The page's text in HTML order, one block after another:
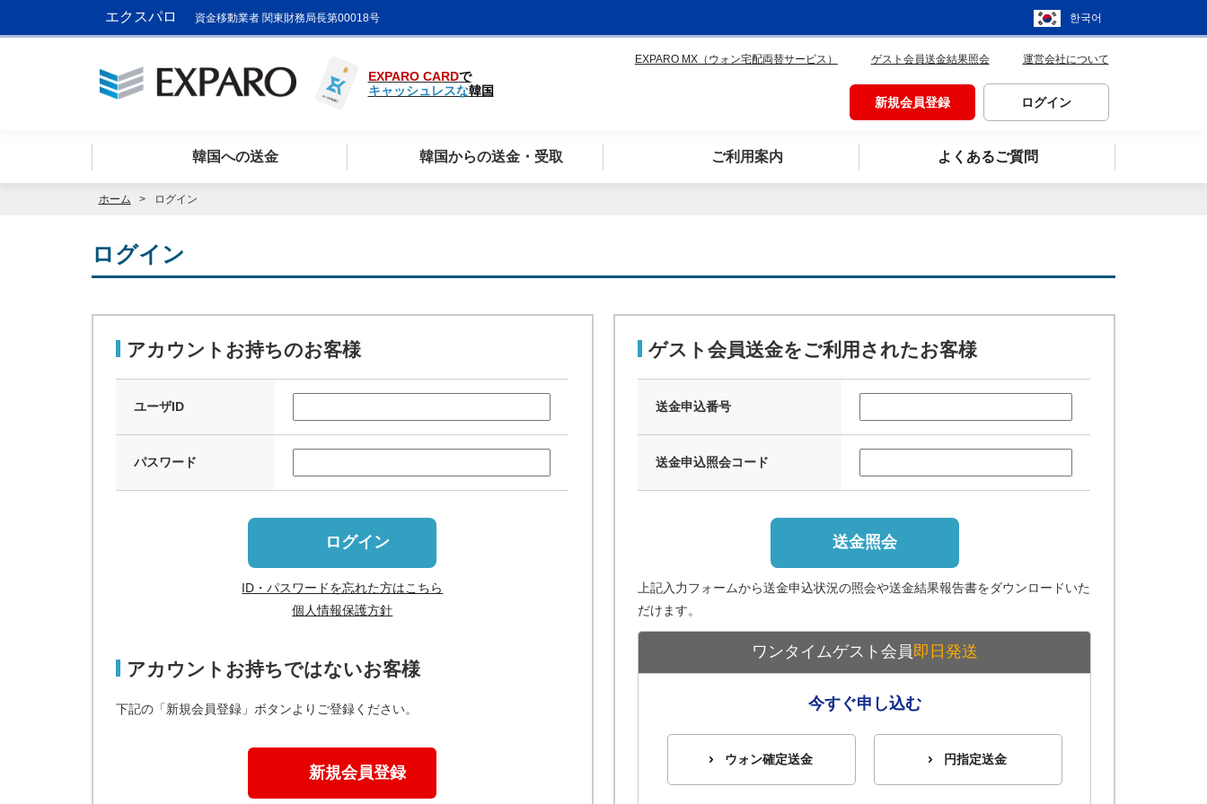
エクスパロ 資金移動業者 関東財務局長第00018号 한국어
EXPARO CARDで
キャッシュレスな韓国
EXPARO MX（ウォン宅配両替サービス） ゲスト会員送金結果照会 運営会社について
新規会員登録 ログイン
韓国への送金 韓国からの送金・受取 ご利用案内 よくあるご質問
ホーム ログイン
ログイン
アカウントお持ちのお客様
ユーザID
パスワード
ログイン
ID・パスワードを忘れた方はこちら
個人情報保護方針
アカウントお持ちではないお客様
下記の「新規会員登録」ボタンよりご登録ください。
新規会員登録
ゲスト会員送金をご利用されたお客様
送金申込番号
送金申込照会コード
送金照会
上記入力フォームから送金申込状況の照会や送金結果報告書をダウンロードいた
だけます。
ワンタイムゲスト会員即日発送
今すぐ申し込む
ウォン確定送金 円指定送金